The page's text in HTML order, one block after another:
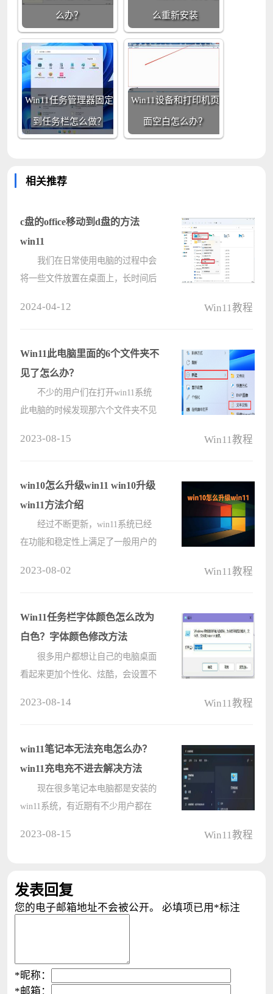
么办？ 么重新安装
Win11任务管理器固定
到任务栏怎么做？
Win11设备和打印机页
面空白怎么办？
相关推荐
c盘的office移动到d盘的方法
win11
我们在日常使用电脑的过程中会
将一些文件放置在桌面上，长时间后
然后在弹出的桌面属性里切换到位置
标签????
2024-04-12 Win11教程
Win11此电脑里面的6个文件夹不
见了怎么办？
不少的用户们在打开win11系统
此电脑的时候发现那六个文件夹不见
了。接下来就让本站来为用户们来仔
细的????
2023-08-15 Win11教程
win10怎么升级win11 win10升级
win11方法介绍
经过不断更新，win11系统已经
在功能和稳定性上满足了一般用户的
笔记本电脑都可以使用，有需要的用
户们赶????
2023-08-02 Win11教程
Win11任务栏字体颜色怎么改为
白色？字体颜色修改方法
很多用户都想让自己的电脑桌面
看起来更加个性化、炫酷，会设置不
栏字体颜色改成白色的方法教程，希
望能????
2023-08-14 Win11教程
win11笔记本无法充电怎么办？
win11充电充不进去解决方法
现在很多笔记本电脑都是安装的
win11系统，有近期有不少用户都在
希望可????
2023-08-15 Win11教程
发表回复
您的电子邮箱地址不会被公开。 必填项已用 *标注
*昵称：
*邮箱：